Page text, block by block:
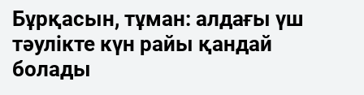
Бұрқасын, тұман: алдағы үш
тәулікте күн райы қандай
болады